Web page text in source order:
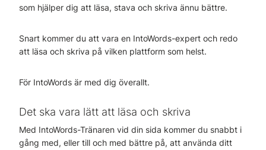
som hjälper dig att läsa, stava och skriva ännu bättre.
Snart kommer du att vara en IntoWords-expert och redo
att läsa och skriva på vilken plattform som helst.
För IntoWords är med dig överallt.
Det ska vara lätt att läsa och skriva
Med IntoWords-Tränaren vid din sida kommer du snabbt i
gång med, eller till och med bättre på, att använda ditt